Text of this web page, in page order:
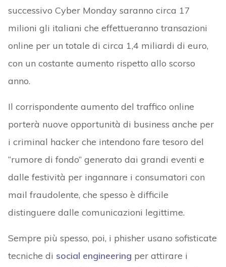
successivo Cyber Monday saranno circa 17
milioni gli italiani che effettueranno transazioni
online per un totale di circa 1,4 miliardi di euro,
con un costante aumento rispetto allo scorso
anno.
Il corrispondente aumento del traffico online
porterà nuove opportunità di business anche per
i criminal hacker che intendono fare tesoro del
“rumore di fondo” generato dai grandi eventi e
dalle festività per ingannare i consumatori con
mail fraudolente, che spesso è difficile
distinguere dalle comunicazioni legittime.
Sempre più spesso, poi, i phisher usano sofisticate
tecniche di social engineering per attirare i